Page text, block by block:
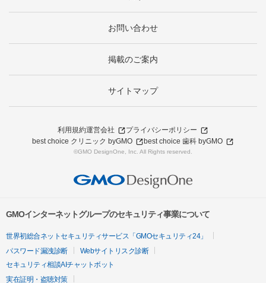
お問い合わせ
掲載のご案内
サイトマップ
利用規約運営会社
プライバシーポリシー
best choice クリニック byGMO
best choice 歯科 byGMO
©GMO DesignOne, Inc. All Rights reserved.
GMOインターネットグループのセキュリティ事業について
世界初総合ネットセキュリティサービス「GMOセキュリティ24」
パスワード漏洩診断
Webサイトリスク診断
セキュリティ相談AIチャットボット
実在証明・盗聴対策